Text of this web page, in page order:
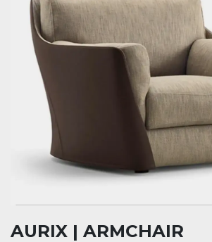
AURIX | ARMCHAIR